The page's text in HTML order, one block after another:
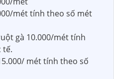
mét tính theo số mét
gà 10.000/mét tính
tế.
mét tính theo số